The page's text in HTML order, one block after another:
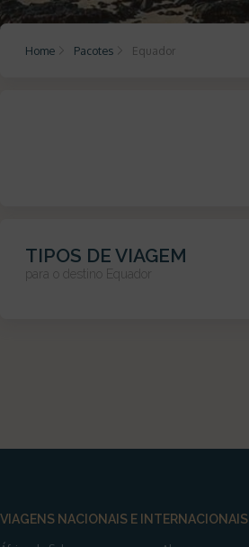
Home Pacotes Equador
TIPOS DE VIAGEM
para o destino Equador
VIAGENS NACIONAIS E INTERNACIONAIS